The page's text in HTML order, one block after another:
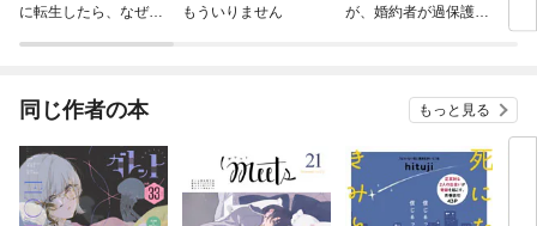
に転生したら、なぜか
もういりません
が、婚約者が過保護す
同じ作者の本 もっと見る